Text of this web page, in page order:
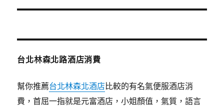
文
台北林森北路酒店消費
幫你推薦台北林森北酒店比較的有名氣便服酒店消
費，首屈一指就是元富酒店，小姐顏值，氣質，語言